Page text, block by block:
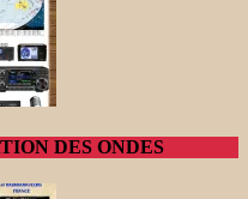
DES ONDES